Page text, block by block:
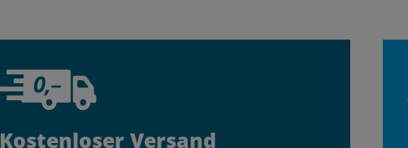
Kostenloser Versand